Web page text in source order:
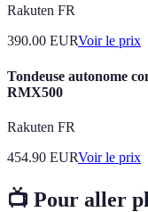
Rakuten FR
390.00 EURVoir le prix
Tondeuse autonome
RMX500
Rakuten FR
454.90 EURVoir le prix
📺 Pour aller